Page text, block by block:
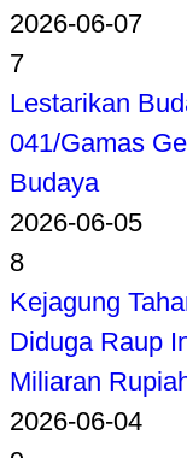
2026-06-07
7
Lestarikan
041/Gamas
Budaya
2026-06-05
8
Kejagung
Diduga Raup
Miliaran
2026-06-04